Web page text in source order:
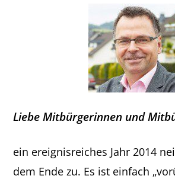
Liebe Mitbürgerinnen und
ein ereignisreiches Jahr 2014
dem Ende zu. Es ist einfach